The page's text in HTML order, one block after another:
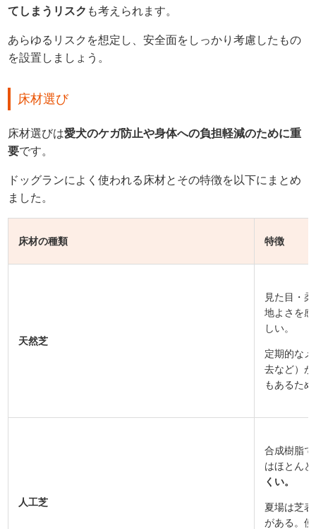
てしまうリスク も考えられます。
あらゆるリスクを想定し、安全面をしっかり考慮したもの
を設置しましょう。
床材選び
床材選びは愛犬のケガ防止や身体への負担軽減のために重
要です。
ドッグランによく使われる床材とその特徴を以下にまとめ
ました。
床材の種類 特徴
天然芝
見た目・
地よさを
しい。
定期的な
去など）
もあるた
人工芝
合成樹脂
はほとん
くい。
夏場は芝
がある。